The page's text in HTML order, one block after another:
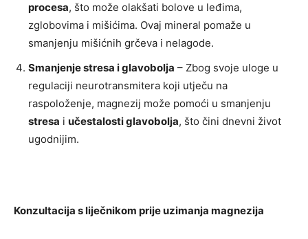
procesa, što može olakšati bolove u leđima,
zglobovima i mišićima. Ovaj mineral pomaže u
smanjenju mišićnih grčeva i nelagode.
Smanjenje stresa i glavobolja – Zbog svoje uloge u
regulaciji neurotransmitera koji utječu na
raspoloženje, magnezij može pomoći u smanjenju
stresa i učestalosti glavobolja, što čini dnevni život
ugodnijim.
Konzultacija s liječnikom prije uzimanja magnezija